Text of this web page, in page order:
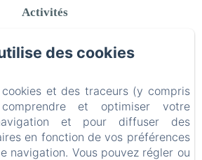
Activités
de confidentialité
sur les cookies
des cookies
et des traceurs (y compris
et optimiser votre
et pour diffuser des
en fonction de vos préférences
navigation. Vous pouvez régler ou